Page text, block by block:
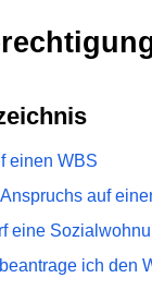
einen WBS
auf
eine
ich den